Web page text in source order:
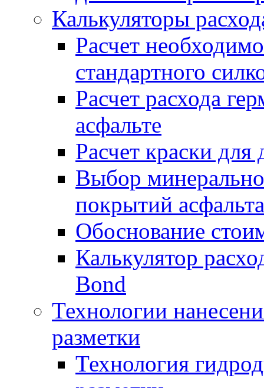
Калькуляторы
Расчет
стандартного
Расчет расхода
асфальте
Расчет краски
Выбор
покрытий асфальта
Обоснование
Калькулятор
Bond
Технологии
разметки
Технология